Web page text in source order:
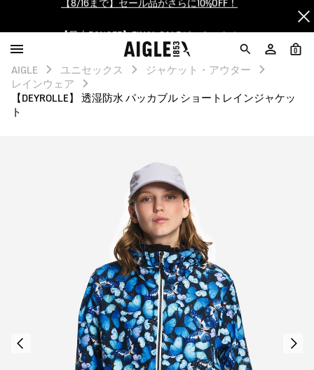
ログイン/会員登録で送料＆返品無料
AIGLE CLUB ポイントサービス終了のお知らせ
ログイン/会員登録で送料＆返品無料
AIGLE CLUB ポイントサービス終了のお知らせ
0
AIGLE ユニセックス
ジャケット・アウター
レインウェア
【DEYROLLE】 透湿防水 パッカブル ショートレインジャケッ
ト